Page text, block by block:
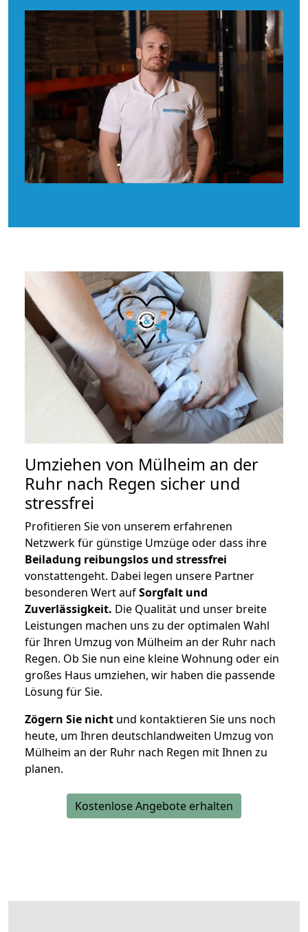
Umziehen von Mülheim an der
Ruhr nach Regen sicher und
stressfrei
Profitieren Sie von unserem erfahrenen
Netzwerk für günstige Umzüge oder dass ihre
Beiladung reibungslos und stressfrei
vonstattengeht. Dabei legen unsere Partner
besonderen Wert aufSorgfalt und
Zuverlässigkeit. Die Qualität und unser breite
Leistungen machen uns zu der optimalen Wahl
für Ihren Umzug von Mülheim an der Ruhr nach
Regen. Ob Sie nun eine kleine Wohnung oder ein
großes Haus umziehen, wir haben die passende
Lösung für Sie.
Zögern Sie nicht und kontaktieren Sie uns noch
heute, um Ihren deutschlandweiten Umzug von
Mülheim an der Ruhr nach Regen mit Ihnen zu
planen.
Kostenlose Angebote erhalten